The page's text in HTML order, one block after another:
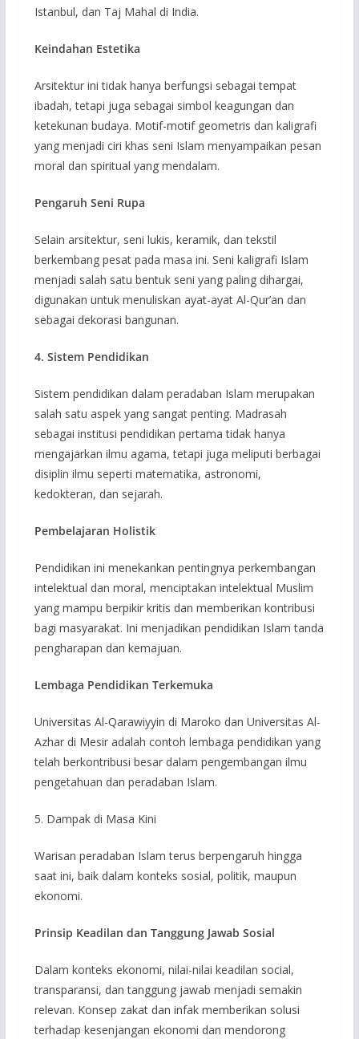
Istanbul, dan Taj Mahal di India.
Keindahan Estetika
Arsitektur ini tidak hanya berfungsi sebagai tempat
ibadah, tetapi juga sebagai simbol keagungan dan
ketekunan budaya. Motif-motif geometris dan kaligrafi
yang menjadi ciri khas seni Islam menyampaikan pesan
moral dan spiritual yang mendalam.
Pengaruh Seni Rupa
Selain arsitektur, seni lukis, keramik, dan tekstil
berkembang pesat pada masa ini. Seni kaligrafi Islam
menjadi salah satu bentuk seni yang paling dihargai,
digunakan untuk menuliskan ayat-ayat Al-Qur’an dan
sebagai dekorasi bangunan.
4. Sistem Pendidikan
Sistem pendidikan dalam peradaban Islam merupakan
salah satu aspek yang sangat penting. Madrasah
sebagai institusi pendidikan pertama tidak hanya
mengajarkan ilmu agama, tetapi juga meliputi berbagai
disiplin ilmu seperti matematika, astronomi,
kedokteran, dan sejarah.
Pembelajaran Holistik
Pendidikan ini menekankan pentingnya perkembangan
intelektual dan moral, menciptakan intelektual Muslim
yang mampu berpikir kritis dan memberikan kontribusi
bagi masyarakat. Ini menjadikan pendidikan Islam tanda
pengharapan dan kemajuan.
Lembaga Pendidikan Terkemuka
Universitas Al-Qarawiyyin di Maroko dan Universitas Al-
Azhar di Mesir adalah contoh lembaga pendidikan yang
telah berkontribusi besar dalam pengembangan ilmu
pengetahuan dan peradaban Islam.
5. Dampak di Masa Kini
Warisan peradaban Islam terus berpengaruh hingga
saat ini, baik dalam konteks sosial, politik, maupun
ekonomi.
Prinsip Keadilan dan Tanggung Jawab Sosial
Dalam konteks ekonomi, nilai-nilai keadilan social,
transparansi, dan tanggung jawab menjadi semakin
relevan. Konsep zakat dan infak memberikan solusi
terhadap kesenjangan ekonomi dan mendorong